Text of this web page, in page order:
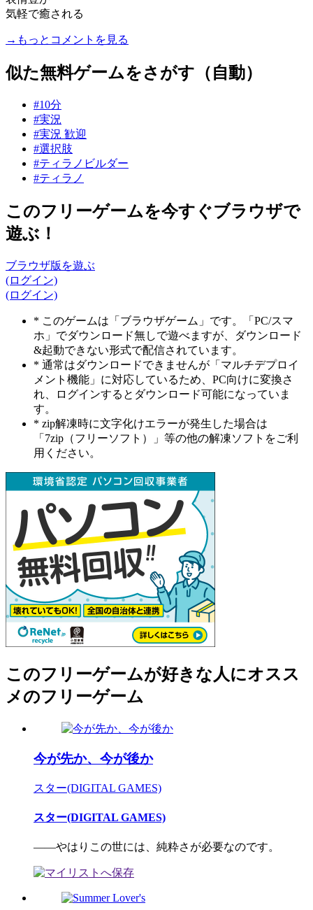
気軽で癒される
→もっとコメントを見る
似た無料ゲームをさがす（自動）
#10分
#実況
#実況 歓迎
#選択肢
#ティラノビルダー
#ティラノ
このフリーゲームを今すぐブラウザで
遊ぶ！
ブラウザ版を遊ぶ
(ログイン)
(ログイン)
* このゲームは「ブラウザゲーム」です。「PC/スマ
ホ」でダウンロード無しで遊べますが、ダウンロード
&起動できない形式で配信されています。
* 通常はダウンロードできませんが「マルチデプロイ
メント機能」に対応しているため、PC向けに変換さ
れ、ログインするとダウンロード可能になっていま
す。
* zip解凍時に文字化けエラーが発生した場合は
「7zip（フリーソフト）」等の他の解凍ソフトをご利
用ください。
このフリーゲームが好きな人にオスス
メのフリーゲーム
今が先か、今が後か
スター(DIGITAL GAMES)
スター(DIGITAL GAMES)
――やはりこの世には、純粋さが必要なのです。